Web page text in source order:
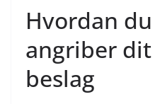
Hvordan
angriber
beslag